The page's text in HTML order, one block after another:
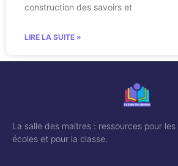
construction des savoirs et
LIRE LA SUITE »
La salle des maitres : ressources pour
écoles et pour la classe.